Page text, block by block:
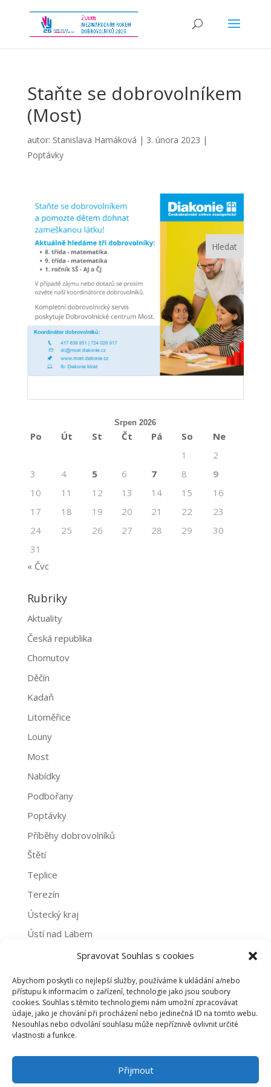
Spravovat Souhlas s cookies
Abychom poskytli co nejlepší služby, používáme k ukládání a/nebo
přístupu k informacím o zařízení, technologie jako jsou soubory
cookies. Souhlas s těmito technologiemi nám umožní zpracovávat
údaje, jako je chování při procházení nebo jedinečná ID na tomto webu.
Nesouhlas nebo odvolání souhlasu může nepříznivě ovlivnit určité
vlastnosti a funkce.
Přijmout
Staňte se dobrovolníkem
(Most)
autor: Stanislava Hamáková | 3. února 2023 |
Poptávky
Srpen 2026
Po Út St Čt Pá So
Ne
1
2
3
4 5 6 7 8
9
10
11 12 13 14 15
16
17
18 19 20 21 22
23
24
25 26 27 28 29
30
31
« Čvc
Rubriky
Aktuality
Česká republika
Chomutov
Děčín
Kadaň
Litoměřice
Louny
Most
Nabídky
Podbořany
Poptávky
Příběhy dobrovolníků
Štětí
Teplice
Terezín
Ústecký kraj
Ústí nad Labem
Archivy
Archivy
PROHLÁŠENÍ O NAKLÁDÁNÍ S OSOBNÍMI ÚDAJI
ZÁSADY COOKIES (EU)